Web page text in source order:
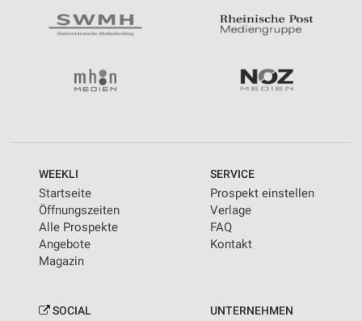
WEEKLI
Startseite
Öffnungszeiten
Alle Prospekte
Angebote
Magazin
SERVICE
Prospekt einstellen
Verlage
FAQ
Kontakt
SOCIAL UNTERNEHMEN